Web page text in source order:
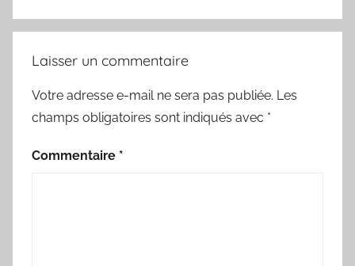
Laisser un commentaire
Votre adresse e-mail ne sera pas publiée. Les
champs obligatoires sont indiqués avec *
Commentaire *